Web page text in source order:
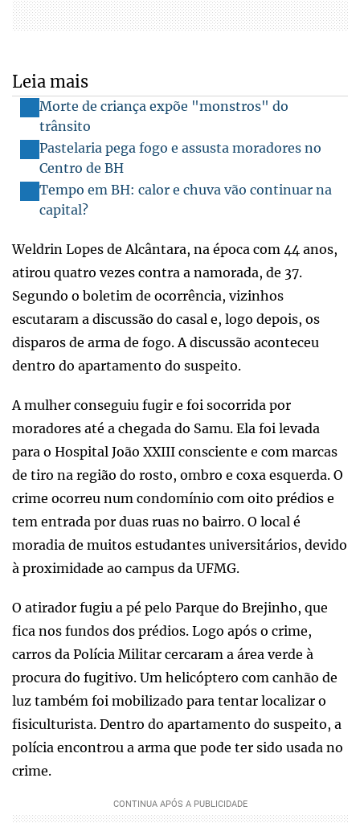
Leia mais
Morte de criança expõe "monstros" do
trânsito
Pastelaria pega fogo e assusta moradores no
Centro de BH
Tempo em BH: calor e chuva vão continuar na
capital?
Weldrin Lopes de Alcântara, na época com 44 anos,
atirou quatro vezes contra a namorada, de 37.
Segundo o boletim de ocorrência, vizinhos
escutaram a discussão do casal e, logo depois, os
disparos de arma de fogo. A discussão aconteceu
dentro do apartamento do suspeito.
A mulher conseguiu fugir e foi socorrida por
moradores até a chegada do Samu. Ela foi levada
para o Hospital João XXIII consciente e com marcas
de tiro na região do rosto, ombro e coxa esquerda. O
crime ocorreu num condomínio com oito prédios e
tem entrada por duas ruas no bairro. O local é
moradia de muitos estudantes universitários, devido
à proximidade ao campus da UFMG.
O atirador fugiu a pé pelo Parque do Brejinho, que
fica nos fundos dos prédios. Logo após o crime,
carros da Polícia Militar cercaram a área verde à
procura do fugitivo. Um helicóptero com canhão de
luz também foi mobilizado para tentar localizar o
fisiculturista. Dentro do apartamento do suspeito, a
polícia encontrou a arma que pode ter sido usada no
crime.